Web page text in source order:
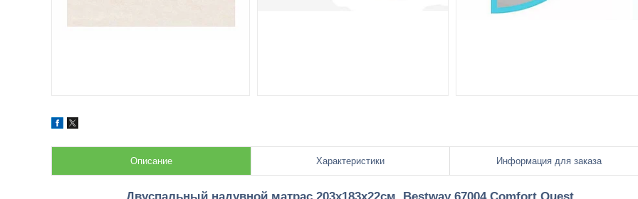
Описание Характеристики Информация для заказа